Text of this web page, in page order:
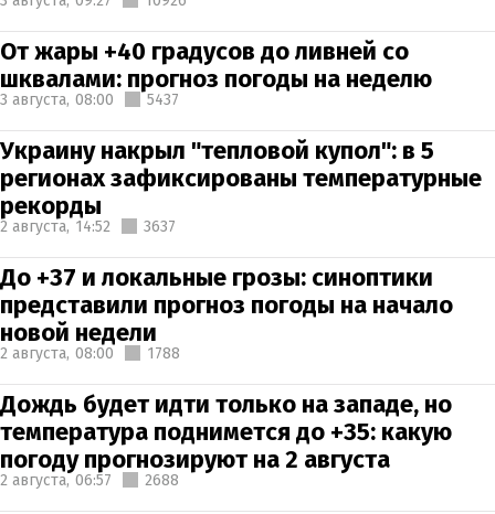
От жары +40 градусов до ливней со
шквалами: прогноз погоды на неделю
3 августа, 08:00 5437
Украину накрыл "тепловой купол": в 5
регионах зафиксированы температурные
рекорды
2 августа, 14:52 3637
До +37 и локальные грозы: синоптики
представили прогноз погоды на начало
новой недели
2 августа, 08:00 1788
Дождь будет идти только на западе, но
температура поднимется до +35: какую
погоду прогнозируют на 2 августа
2 августа, 06:57 2688